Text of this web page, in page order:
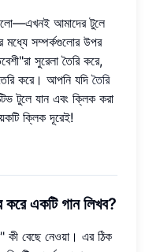
আমাদের টুলে
মধ্যে সম্পর্কগুলোর উপর
সুরেলা তৈরি করে,
করে। আপনি যদিতৈরি
টুলে যান এবং ক্লিক করা
ক্লিক দূরেই!
একটি গান লিখব?
বেছে নেওয়া। এর ঠিক